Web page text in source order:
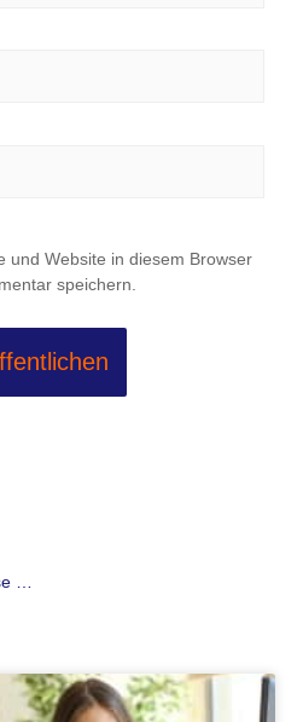
und Website in diesem Browser
speichern.
…
SeiteSeiteSeiteSeiteSeiteSeiteSeite
Seite Seite Seite Seite Seite Seite
Seite Seite Seite Seite Seite